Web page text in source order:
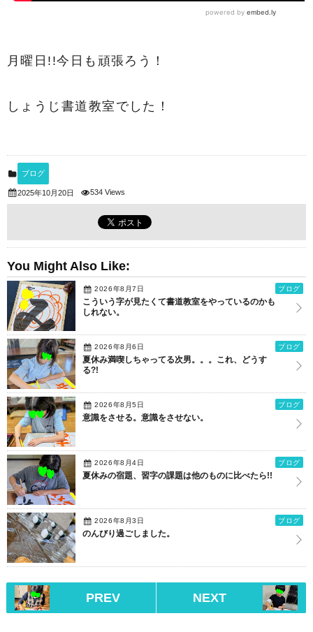
月曜日!!今日も頑張ろう！
しょうじ書道教室でした！
ブログ
2025年10月20日 534 Views
You Might Also Like:
2026年8月7日 ブログ
こういう字が見たくて書道教室をやっているのかも
しれない。
2026年8月6日 ブログ
夏休み満喫しちゃってる次男。。。これ、どうす
る?!
2026年8月5日 ブログ
意識をさせる。意識をさせない。
2026年8月4日 ブログ
夏休みの宿題、習字の課題は他のものに比べたら!!
2026年8月3日 ブログ
のんびり過ごしました。
PREV NEXT